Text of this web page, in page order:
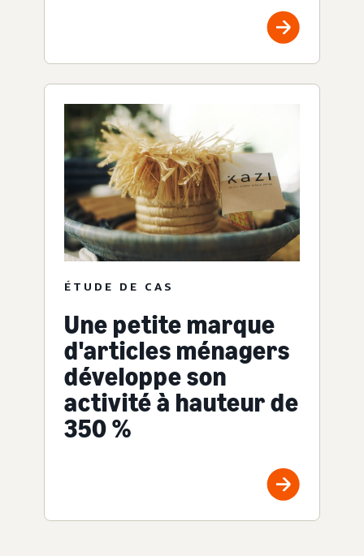
ÉTUDE DE CAS
Une petite marque
d'articles ménagers
développe son
activité à hauteur de
350 %